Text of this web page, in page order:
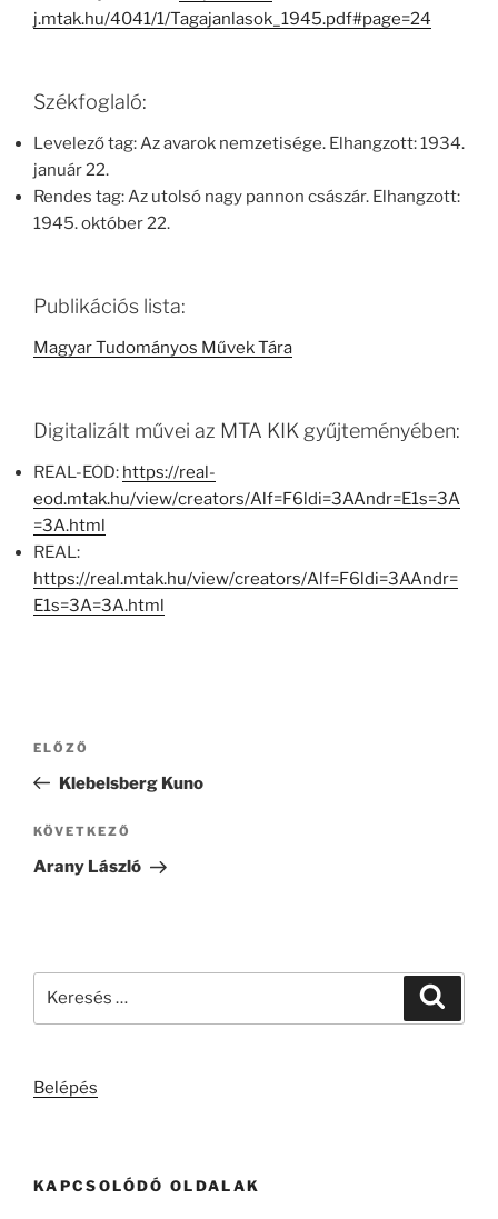
j.mtak.hu/4041/1/Tagajanlasok_1945.pdf#page=24
Székfoglaló:
Levelező tag: Az avarok nemzetisége. Elhangzott: 1934.
január 22.
Rendes tag: Az utolsó nagy pannon császár. Elhangzott:
1945. október 22.
Publikációs lista:
Magyar Tudományos Művek Tára
Digitalizált művei az MTA KIK gyűjteményében:
REAL-EOD: https://real-
eod.mtak.hu/view/creators/Alf=F6ldi=3AAndr=E1s=3A
=3A.html
REAL:
https://real.mtak.hu/view/creators/Alf=F6ldi=3AAndr=
E1s=3A=3A.html
Bejegyzés
Korábbi
bejegyzés
ELŐZŐ
Klebelsberg Kuno
Következő
bejegyzés
KÖVETKEZŐ
Arany László
Belépés
KAPCSOLÓDÓ OLDALAK